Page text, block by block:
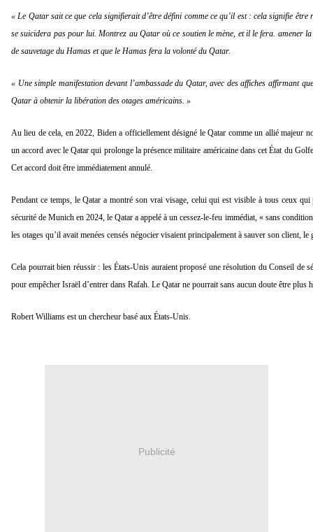
« Le Qatar sait ce que cela signifierait d’être défini comme ce qu’il est : cela signifie
se suicidera pas pour lui. Montrez au Qatar où ce soutien le mène, et il le fera. amener
de sauvetage du Hamas et que le Hamas fera la volonté du Qatar.
« Une simple manifestation devant l’ambassade du Qatar, avec des affiches affirmant
Qatar à obtenir la libération des otages américains. »
Au lieu de cela, en 2022, Biden a officiellement désigné le Qatar comme un allié majeur
un accord avec le Qatar qui prolonge la présence militaire américaine dans cet État du
Cet accord doit être immédiatement annulé.
Pendant ce temps, le Qatar a montré son vrai visage, celui qui est visible à tous ceux
sécurité de Munich en 2024, le Qatar a appelé à un cessez-le-feu immédiat, « sans
les otages qu’il avait menées censés négocier visaient principalement à sauver son client,
Cela pourrait bien réussir : les États-Unis auraient proposé une résolution du Conseil de
pour empêcher Israël d’entrer dans Rafah. Le Qatar ne pourrait sans aucun doute être plus
Robert Williams est un chercheur basé aux États-Unis.
Publicité